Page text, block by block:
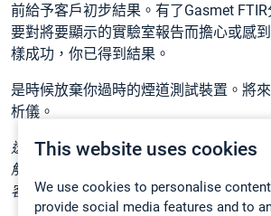
This website uses cookies
We use cookies to personalise
provide social media features and to
前給予客戶初步結果。有了Gasmet
要對將要顯示的實驗室報告而擔心或感
樣成功，你已得到結果。
是時候放棄你過時的煙道測試裝置。將
析儀。
透過contact@gasmet.fi f聯絡我們取得更
解我們可以怎樣協助你的煙道測試業務更
客戶更多價值。